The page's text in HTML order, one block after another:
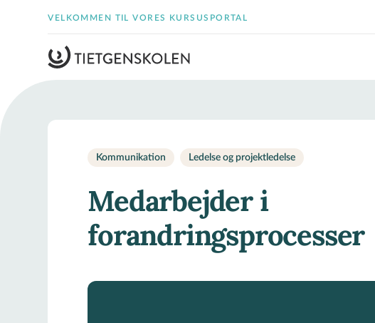
VELKOMMEN TIL VORES KURSUSPORTAL
Kommunikation Ledelse og projektledelse
Medarbejder i
forandringsprocesser